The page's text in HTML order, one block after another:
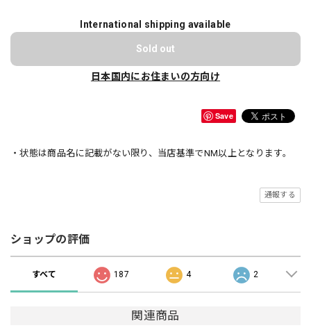
International shipping available
Sold out
日本国内にお住まいの方向け
Save
・状態は商品名に記載がない限り、当店基準でNM以上となります。
通報する
ショップの評価
すべて 187 4 2
関連商品